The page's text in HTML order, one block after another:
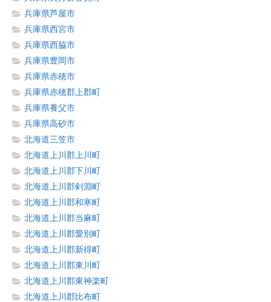
兵庫県芦屋市
兵庫県西宮市
兵庫県西脇市
兵庫県豊岡市
兵庫県赤穂市
兵庫県赤穂郡上郡町
兵庫県養父市
兵庫県高砂市
北海道三笠市
北海道上川郡上川町
北海道上川郡下川町
北海道上川郡剣淵町
北海道上川郡和寒町
北海道上川郡当麻町
北海道上川郡愛別町
北海道上川郡新得町
北海道上川郡東川町
北海道上川郡東神楽町
北海道上川郡比布町